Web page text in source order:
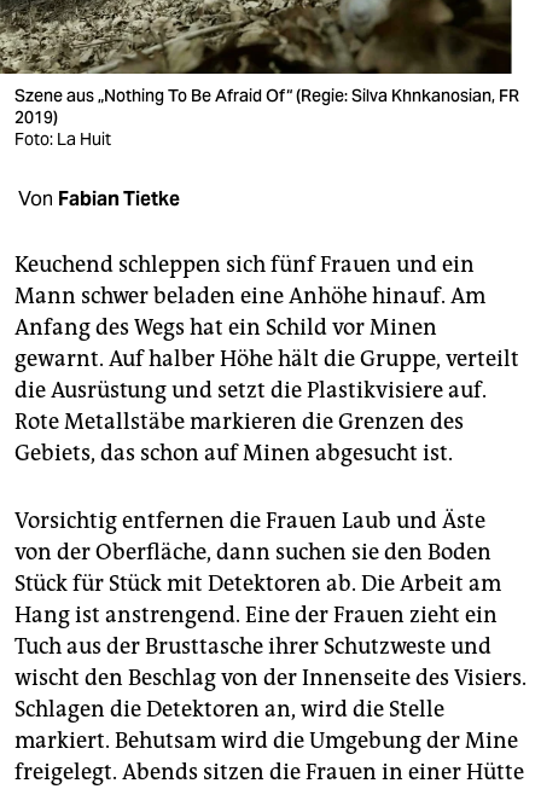
wahrheit
verlag
verlag
shop
fragen & hilfe
unterstützen
abo
genossenschaft
epaper login
Szene aus „Nothing To Be Afraid Of“ (Regie: Silva Khnkanosian, FR
2019)
Foto: La Huit
Von Fabian Tietke
Keuchend schleppen sich fünf Frauen und ein
Mann schwer beladen eine Anhöhe hinauf. Am
Anfang des Wegs hat ein Schild vor Minen
gewarnt. Auf halber Höhe hält die Gruppe, verteilt
die Ausrüstung und setzt die Plastikvisiere auf.
Rote Metallstäbe markieren die Grenzen des
Gebiets, das schon auf Minen abgesucht ist.
Vorsichtig entfernen die Frauen Laub und Äste
von der Oberfläche, dann suchen sie den Boden
Stück für Stück mit Detektoren ab. Die Arbeit am
Hang ist anstrengend. Eine der Frauen zieht ein
Tuch aus der Brusttasche ihrer Schutzweste und
wischt den Beschlag von der Innenseite des Visiers.
Schlagen die Detektoren an, wird die Stelle
markiert. Behutsam wird die Umgebung der Mine
freigelegt. Abends sitzen die Frauen in einer Hütte